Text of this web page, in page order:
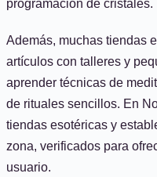
programación de cristales.
Además, muchas tiendas
artículos con talleres y
aprender técnicas de
de rituales sencillos. En
tiendas esotéricas y
zona, verificados para
usuario.